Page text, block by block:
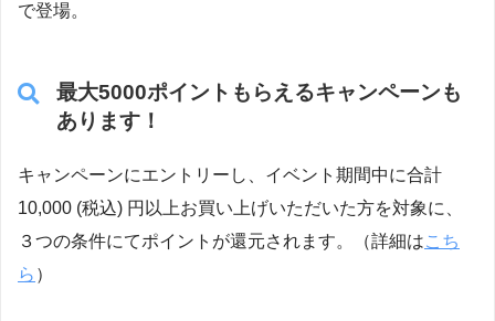
で登場。
最大5000ポイントもらえるキャンペーンも
あります！
キャンペーンにエントリーし、イベント期間中に合計
10,000 (税込) 円以上お買い上げいただいた方を対象に、
３つの条件にてポイントが還元されます。（詳細はこち
ら ）